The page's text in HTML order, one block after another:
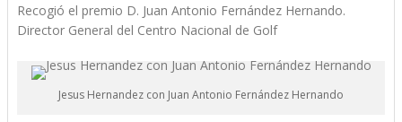
Recogió el premio D. Juan Antonio Fernández Hernando.
Director General del Centro Nacional de Golf
Jesus Hernandez con Juan Antonio Fernández Hernando